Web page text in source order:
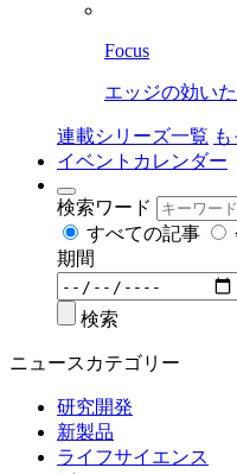
Focus
エッジの効い
連載シリーズ一覧
イベントカレンダー
検索ワード
すべての記事
期間
検索
ニュースカテゴリー
研究開発
新製品
ライフサイエンス